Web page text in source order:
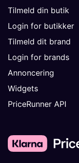
Tilmeld din butik
Login for butikker
Tilmeld dit brand
Login for brands
Annoncering
Widgets
PriceRunner API